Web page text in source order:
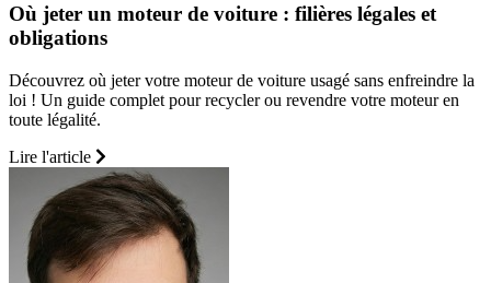
Où jeter un moteur de voiture : filières légales et
obligations
Découvrez où jeter votre moteur de voiture usagé sans enfreindre la
loi ! Un guide complet pour recycler ou revendre votre moteur en
toute légalité.
Lire l'article